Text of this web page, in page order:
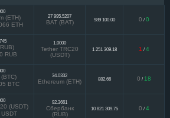
(ETH)
ETH
27 995.5207
BAT (BAT) 989 100.00 0 / 0
RUB
1.0000
Tether TRC20
(USDT)
1 251 309.18 1 / 4
BTC
34.0332
Ethereum (ETH) 882.66 0 / 18
(USDT)
92.3661
Сбербанк
(RUB)
10 821 309.75 0 / 4